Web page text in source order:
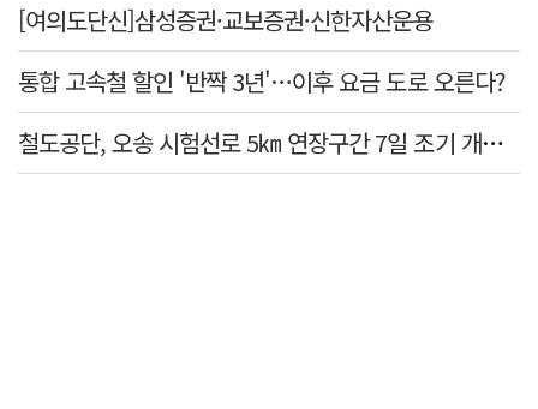
[여의도단신]삼성증권·교보증권·신한자산운용
통합 고속철 할인 '반짝 3년'…이후 요금 도로 오른다?
철도공단, 오송 시험선로 5㎞ 연장구간 7일 조기 개통…LA 메트로 사업 지원